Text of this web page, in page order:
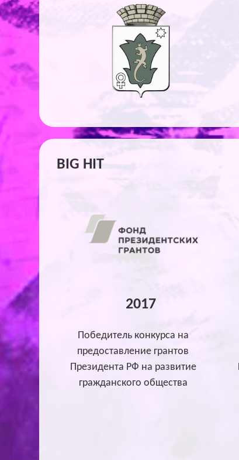
BIG HIT
2017
Победитель конкурса на
предоставление грантов
Президента РФ на развитие
гражданского общества